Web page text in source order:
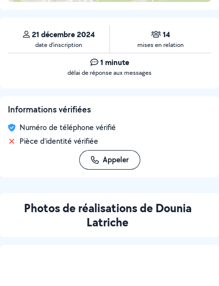
21 décembre 2024
date d’inscription
14
mises en relation
1 minute
délai de réponse aux messages
Informations vérifiées
Numéro de téléphone vérifié
Pièce d'identité vérifiée
Appeler
Photos de réalisations de Dounia
Latriche